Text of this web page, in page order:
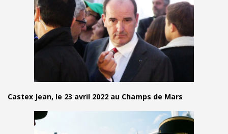
Castex Jean, le 23 avril 2022 au Champs de Mars